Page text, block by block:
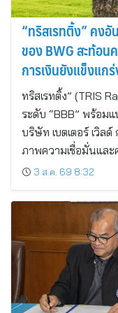
“ทริสเรทติ้ง” คง
ของ BWG สะท้อน
การเงินยังแข็งแก
ทริสเรทติ้ง” (TRIS
ระดับ “BBB” พร้อม
บริษัท เบตเตอร์ เวิล
ภาพความเชื่อมั่นและ
3 ส.ค. 69 8:32